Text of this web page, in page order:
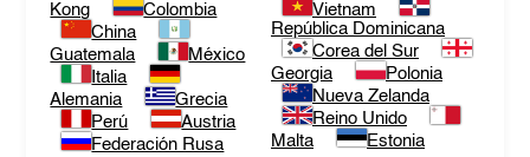
Kong
Colombia
China
Guatemala
México
Italia
Alemania
Grecia
Perú
Austria
Federación Rusa
Vietnam
República Dominicana
Corea del Sur
Georgia
Polonia
Nueva Zelanda
Reino Unido
Malta
Estonia